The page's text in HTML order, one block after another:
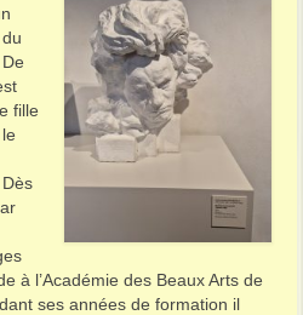
fille
à l’Académie des Beaux Arts de
ses années de formation il